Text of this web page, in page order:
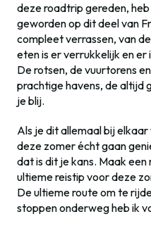
deze roadtrip gereden,
geworden op dit deel van
compleet verrassen, van
eten is er verrukkelijk en er
De rotsen, de vuurtorens
prachtige havens, de altijd
je blij.
Als je dit allemaal bij
deze zomer écht gaan
dat is dit je kans. Maak
ultieme reistip voor deze
De ultieme route om te
stoppen onderweg heb ik